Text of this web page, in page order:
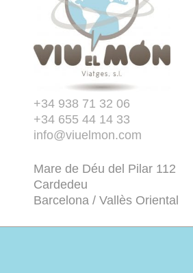
+34 938 71 32 06
+34 655 44 14 33
info@viuelmon.com
Mare de Déu del Pilar 112
Cardedeu
Barcelona / Vallès Oriental